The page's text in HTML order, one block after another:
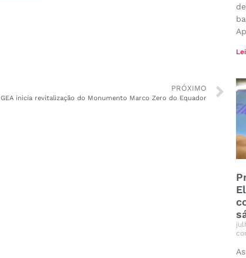
PRÓXIMO
GEA inicia revitalização do Monumento Marco Zero do Equador